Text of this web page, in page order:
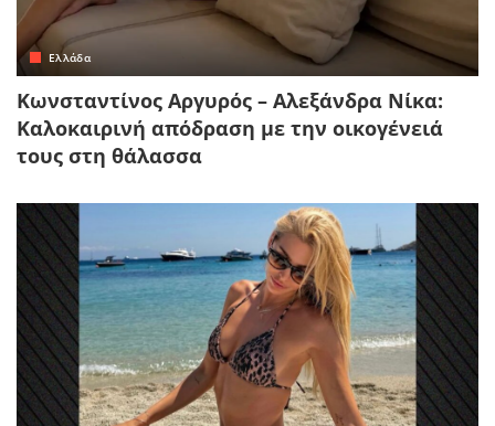
Ελλάδα
Κωνσταντίνος Αργυρός – Αλεξάνδρα Νίκα:
Καλοκαιρινή απόδραση με την οικογένειά
τους στη θάλασσα